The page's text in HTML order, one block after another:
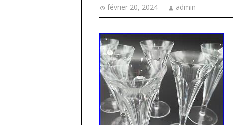
février 20, 2024 admin